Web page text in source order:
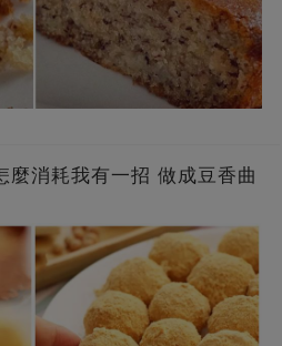
麼消耗我有一招 做成豆香曲